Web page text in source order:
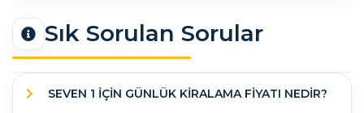
Sık Sorulan Sorular
SEVEN 1 İÇİN GÜNLÜK KİRALAMA FİYATI NEDİR?